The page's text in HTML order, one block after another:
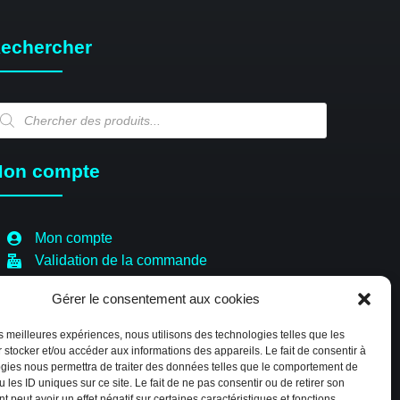
Gérer le consentement aux cookies
meilleures expériences, nous utilisons des technologies telles que les
stocker et/ou accéder aux informations des appareils. Le fait de consentir à
nous permettra de traiter des données telles que le comportement de
les ID uniques sur ce site. Le fait de ne pas consentir ou de retirer son
compte
Mon compte
Validation de la commande
Boutique
Paiement sécurisé
Politique de cookies (EU)